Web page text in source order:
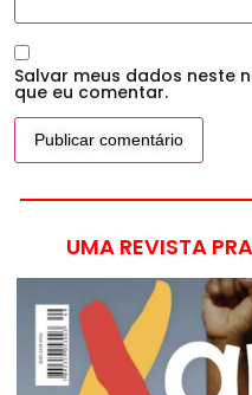
Salvar meus dados neste
que eu comentar.
UMA REVISTA